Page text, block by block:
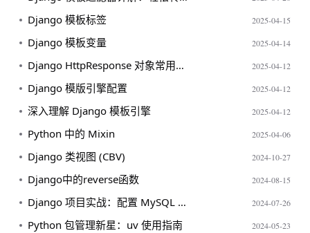
Django 模板标签 2025-04-15
Django 模板变量 2025-04-14
Django HttpResponse 对象常用属性与方法 2025-04-12
Django 模版引擎配置 2025-04-12
深入理解 Django 模板引擎 2025-04-12
Python 中的 Mixin 2025-04-06
Django 类视图 (CBV) 2024-10-27
Django中的reverse函数 2024-08-15
Django 项目实战：配置 MySQL 数据库与数据迁移详解 2024-07-26
Python 包管理新星：uv 使用指南 2024-05-23